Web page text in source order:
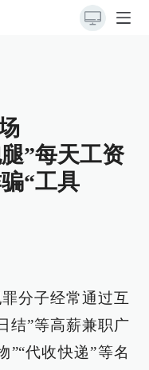
”每天工资
“工具
分子经常通过互
结”等高薪兼职广
”“代收快递”等名